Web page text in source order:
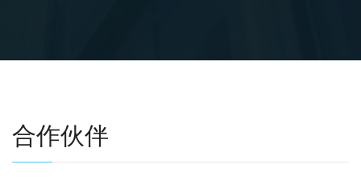
合作伙伴